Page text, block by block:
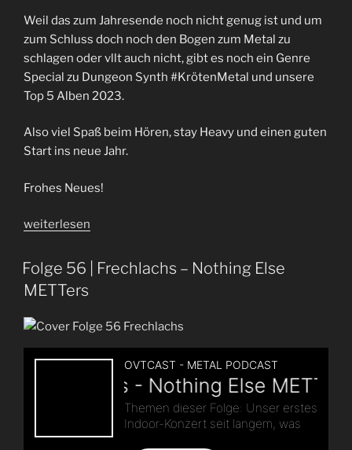
Weil das zum Jahresende noch nicht genug ist und um
zum Schluss doch noch den Bogen zum Metal zu
schlagen oder vllt auch nicht, gibt es noch ein Genre
Special zu Dungeon Synth #KrötenMetal und unsere
Top 5 Alben 2023.
Also viel Spaß beim Hören, stay Heavy und einen guten
Start ins neue Jahr.
Frohes Neues!
„HGRM!
Folge
weiterlesen
Folge 56 | Frechlachs – Nothing Else
METTers